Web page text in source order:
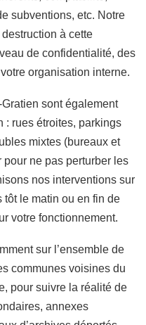
subventions, etc. Notre
à cette
de confidentialité, des
organisation interne.
sont également
: rues étroites, parkings
mixtes (bureaux et
pour ne pas perturber les
nos interventions sur
tôt le matin ou en fin de
votre fonctionnement.
sur l’ensemble de
communes voisines du
pour suivre la réalité de
annexes